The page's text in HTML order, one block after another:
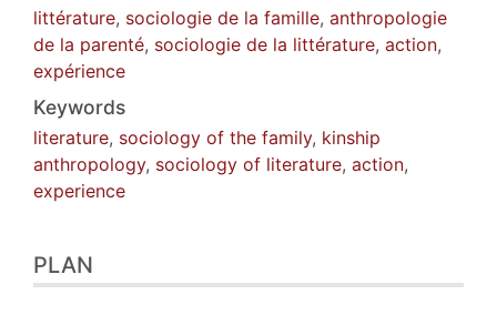
littérature, sociologie de la famille, anthropologie
de la parenté, sociologie de la littérature, action,
expérience
Keywords
literature, sociology of the family, kinship
anthropology, sociology of literature, action,
experience
PLAN